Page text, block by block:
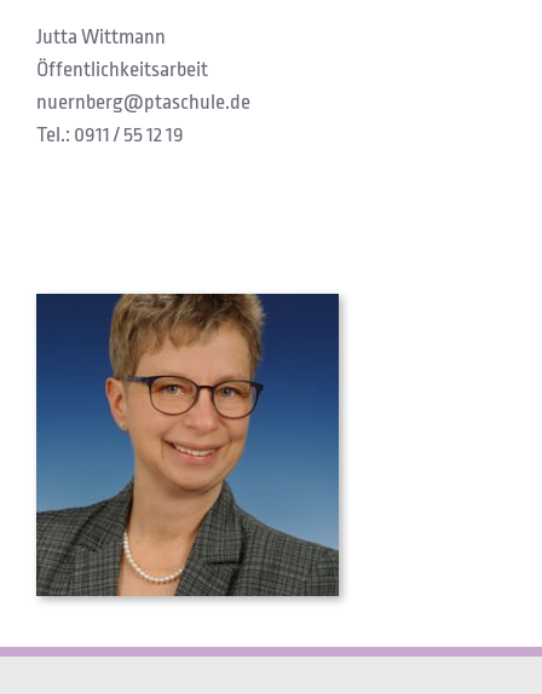
Jutta Wittmann
Öffentlichkeitsarbeit
nuernberg@ptaschule.de
Tel.: 0911 / 55 12 19